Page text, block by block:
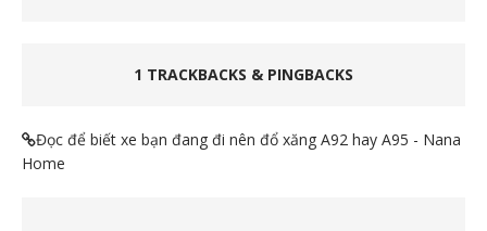
1 TRACKBACKS & PINGBACKS
Đọc để biết xe bạn đang đi nên đổ xăng A92 hay A95 - Nana
Home